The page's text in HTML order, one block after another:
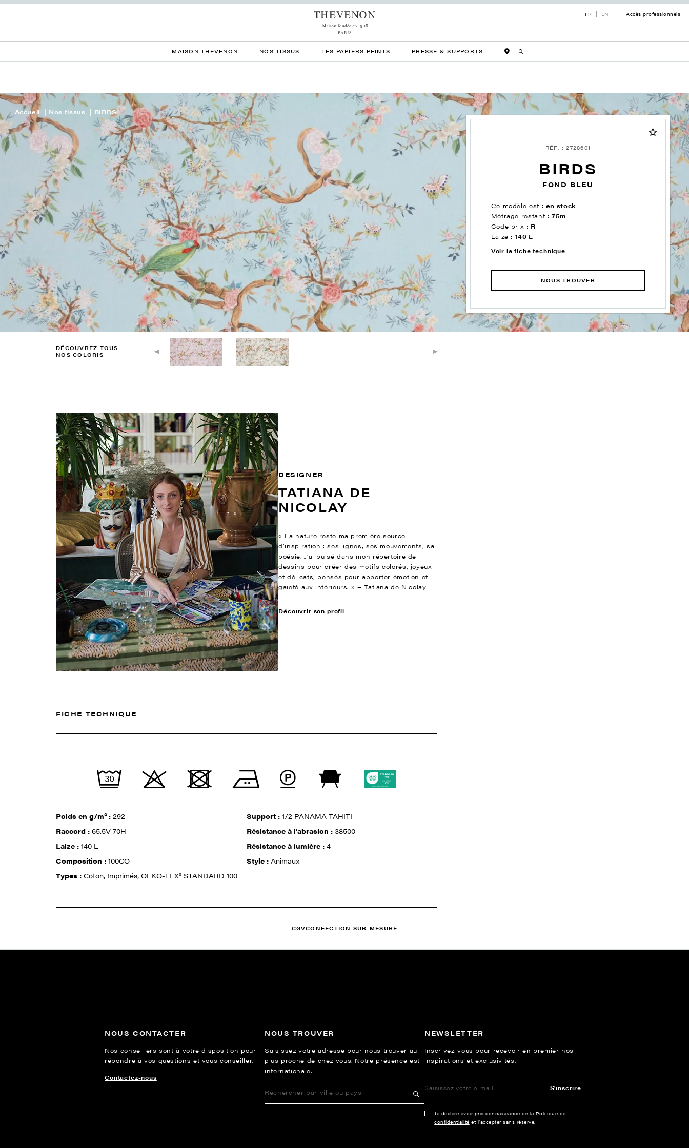
FR EN Accès professionnels
MAISON THEVENON NOS TISSUS LES PAPIERS PEINTS PRESSE & SUPPORTS
Accueil Nos tissus BIRDS
RÉF. : 2728601
BIRDS
FOND BLEU
Ce modèle est : en stock
Métrage restant :75m
Code prix : R
Laize : 140 L
Voir la fiche technique
NOUS TROUVER
DÉCOUVREZ TOUS
NOS COLORIS
DESIGNER
TATIANA DE
NICOLAY
« La nature reste ma première source
d’inspiration : ses lignes, ses mouvements, sa
poésie. J’ai puisé dans mon répertoire de
dessins pour créer des motifs colorés, joyeux
et délicats, pensés pour apporter émotion et
gaieté aux intérieurs. » – Tatiana de Nicolay
Découvrir son profil
FICHE TECHNIQUE
Poids en g/m² :292 Support :1/2 PANAMA TAHITI
Raccord :65.5V 70H Résistance à l‘abrasion :38500
Laize :140 L Résistance à lumière :4
Composition :100CO Style :Animaux
Types :Coton, Imprimés, OEKO-TEX® STANDARD 100
CGVCONFECTION SUR-MESURE
NOUS CONTACTER
Nos conseillers sont à votre disposition pour
répondre à vos questions et vous conseiller.
Contactez-nous
NOUS TROUVER
Saisissez votre adresse pour nous trouver au
plus proche de chez vous. Notre présence est
internationale.
NEWSLETTER
Inscrivez-vous pour recevoir en premier nos
inspirations et exclusivités.
S'inscrire
Je déclare avoir pris connaissance de la Politique de
confidentialité et l’accepter sans réserve.